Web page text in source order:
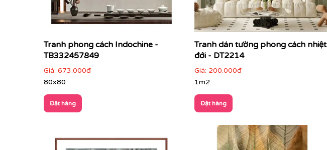
Tranh phong cách Indochine -
TB332457849
Giá: 673.000đ
80x80
Đặt hàng
Tranh dán tường phong cách nhiệt
đới - DT2214
Giá: 200.000đ
1m2
Đặt hàng